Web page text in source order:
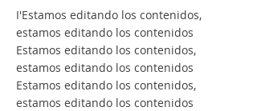
I'Estamos editando los contenidos,
estamos editando los contenidos
Estamos editando los contenidos,
estamos editando los contenidos
Estamos editando los contenidos,
estamos editando los contenidos